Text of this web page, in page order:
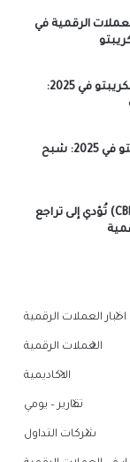
الرقمية في
الركود الاقتصادي العالمي يُؤثر سلبًا على سوق الكريبتو في 2025:
الاحتيال والاختراقات تُزعزع الثقة في سوق الكريبتو في 2025: شبح
منافسة العملات الرقمية للبنوك المركزية (CBDCs) تُؤدي إلى تراجع
اخبار العملات الرقمية
العملات الرقمية
الاكاديمية
تقارير – يومي
شركات التداول